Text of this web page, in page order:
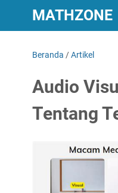
MATHZONE
Beranda /Artikel
Audio
Tentang